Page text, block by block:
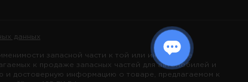
данных
запасной части к той или иной марке
к продаже запасных частей для автомобилей и
и достоверную информацию о товаре, предлагаемом к